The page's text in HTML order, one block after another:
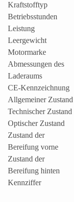
Kraftstofftyp
Betriebsstunden
Leistung
Leergewicht
Motormarke
Abmessungen des
Laderaums
CE-Kennzeichnung
Allgemeiner Zustand
Technischer Zustand
Optischer Zustand
Zustand der
Bereifung vorne
Zustand der
Bereifung hinten
Kennziffer